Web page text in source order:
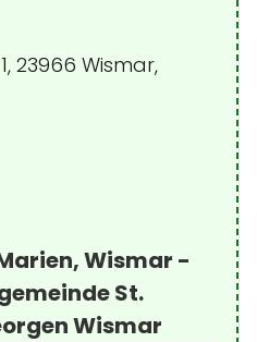
23966 Wismar,
Wismar -
St.
Wismar